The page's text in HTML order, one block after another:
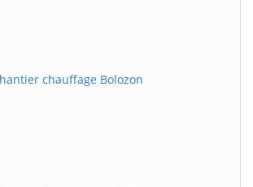
chauffage Bolozon